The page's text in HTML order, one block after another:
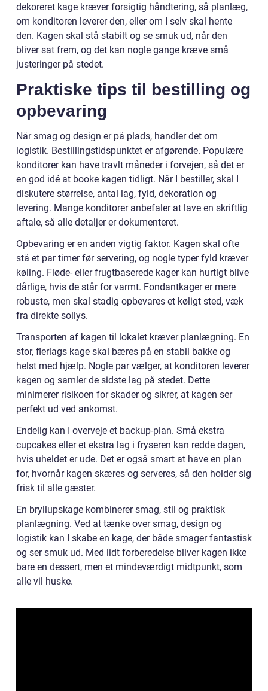
dekoreret kage kræver forsigtig håndtering, så planlæg,
om konditoren leverer den, eller om I selv skal hente
den. Kagen skal stå stabilt og se smuk ud, når den
bliver sat frem, og det kan nogle gange kræve små
justeringer på stedet.
Praktiske tips til bestilling og
opbevaring
Når smag og design er på plads, handler det om
logistik. Bestillingstidspunktet er afgørende. Populære
konditorer kan have travlt måneder i forvejen, så det er
en god idé at booke kagen tidligt. Når I bestiller, skal I
diskutere størrelse, antal lag, fyld, dekoration og
levering. Mange konditorer anbefaler at lave en skriftlig
aftale, så alle detaljer er dokumenteret.
Opbevaring er en anden vigtig faktor. Kagen skal ofte
stå et par timer før servering, og nogle typer fyld kræver
køling. Fløde- eller frugtbaserede kager kan hurtigt blive
dårlige, hvis de står for varmt. Fondantkager er mere
robuste, men skal stadig opbevares et køligt sted, væk
fra direkte sollys.
Transporten af kagen til lokalet kræver planlægning. En
stor, flerlags kage skal bæres på en stabil bakke og
helst med hjælp. Nogle par vælger, at konditoren leverer
kagen og samler de sidste lag på stedet. Dette
minimerer risikoen for skader og sikrer, at kagen ser
perfekt ud ved ankomst.
Endelig kan I overveje et backup-plan. Små ekstra
cupcakes eller et ekstra lag i fryseren kan redde dagen,
hvis uheldet er ude. Det er også smart at have en plan
for, hvornår kagen skæres og serveres, så den holder sig
frisk til alle gæster.
En bryllupskage kombinerer smag, stil og praktisk
planlægning. Ved at tænke over smag, design og
logistik kan I skabe en kage, der både smager fantastisk
og ser smuk ud. Med lidt forberedelse bliver kagen ikke
bare en dessert, men et mindeværdigt midtpunkt, som
alle vil huske.